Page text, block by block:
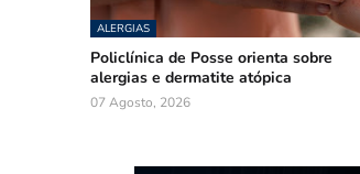
ALERGIAS
Policlínica de Posse orienta sobre
alergias e dermatite atópica
07 Agosto, 2026